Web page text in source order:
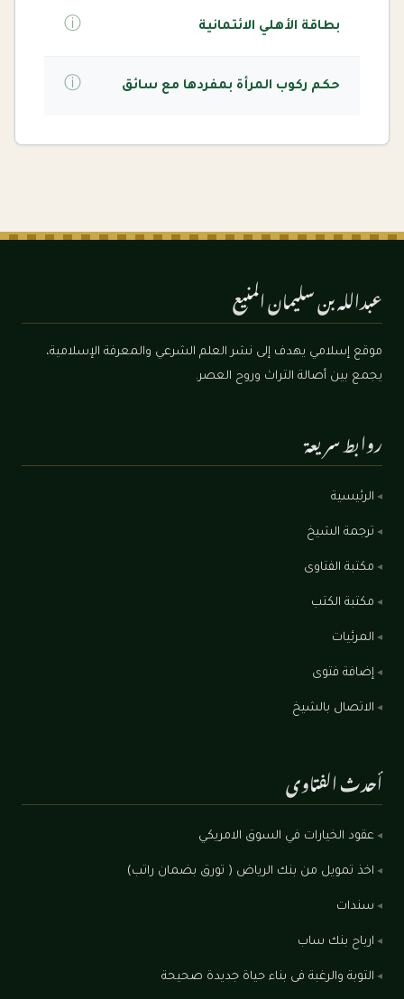
بطاقة الأهلي الائتمانية ⓘ
حكم ركوب المرأة بمفردها مع سائق ⓘ
عبدالله بن سليمان المنيع
موقع إسلامي يهدف إلى نشر العلم الشرعي والمعرفة الإسلامية،
يجمع بين أصالة التراث وروح العصر.
روابط سريعة
الرئيسية
ترجمة الشيخ
مكتبة الفتاوى
مكتبة الكتب
المرئيات
إضافة فتوى
الاتصال بالشيخ
أحدث الفتاوى
عقود الخيارات في السوق الامريكي
اخذ تمويل من بنك الرياض ( تورق بضمان راتب)
سندات
ارباح بنك ساب
التوبة والرغبة فى بناء حياة جديدة صحيحة